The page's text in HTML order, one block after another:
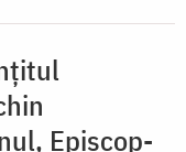
Episcop-